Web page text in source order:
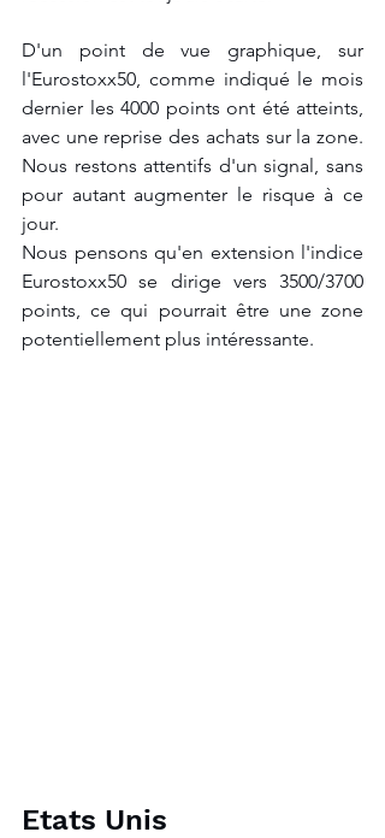
D'un point de vue graphique, sur
l'Eurostoxx50, comme indiqué le mois
dernier les 4000 points ont été atteints,
avec une reprise des achats sur la zone.
Nous restons attentifs d'un signal, sans
pour autant augmenter le risque à ce
jour.
Nous pensons qu'en extension l'indice
Eurostoxx50 se dirige vers 3500/3700
points, ce qui pourrait être une zone
potentiellement plus intéressante.
Etats Unis